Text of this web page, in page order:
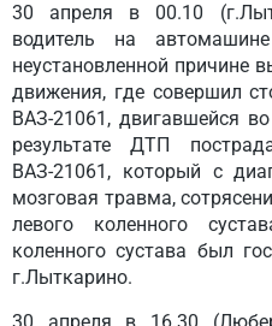
30 апреля в 00.10
водитель на
неустановленной причине
движения, где совершил
ВАЗ-21061, двигавшейся
результате ДТП
ВАЗ-21061, который с
мозговая травма,
левого коленного
коленного сустава был
г.Лыткарино.